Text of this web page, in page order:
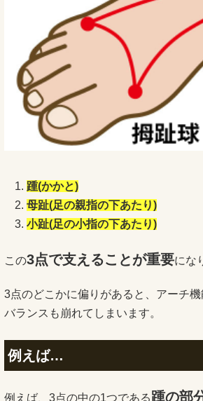
踵(かかと)
母趾(足の親指の下あたり)
小趾(足の小指の下あたり)
この3点で支えることが重要にな
3点のどこかに偏りがあると、アーチ機
バランスも崩れてしまいます。
例えば…
例えば、 3点の中の1つである踵の部